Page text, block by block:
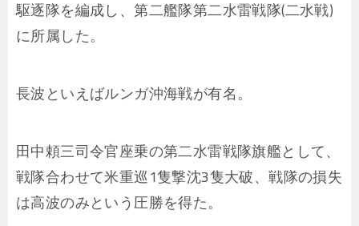
駆逐隊を編成し、第二艦隊第二水雷戦隊(二水戦)
に所属した。
長波といえばルンガ沖海戦が有名。
田中頼三司令官座乗の第二水雷戦隊旗艦として、
戦隊合わせて米重巡1隻撃沈3隻大破、戦隊の損失
は高波のみという圧勝を得た。